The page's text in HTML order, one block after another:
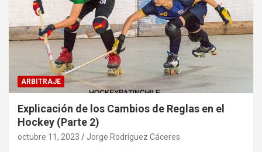
ARBITRAJE
Explicación de los Cambios de Reglas en el
Hockey (Parte 2)
octubre 11, 2023 Jorge Rodríguez Cáceres